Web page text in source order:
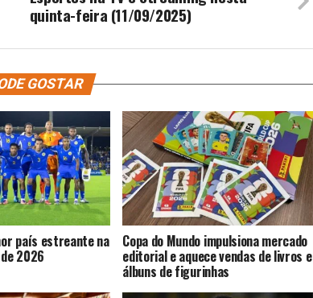
quinta-feira (11/09/2025)
GOSTAR
país estreante na
2026
Copa do Mundo impulsiona mercado
editorial e aquece vendas de livros e
álbuns de figurinhas